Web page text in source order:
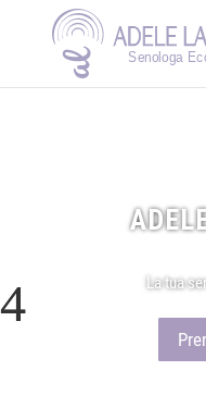
La tua